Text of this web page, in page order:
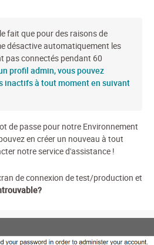
fait que pour des raisons de
désactive automatiquement les
pas connectés pendant 60
profil admin, vous pouvez
inactifs à tout moment en suivant
de passe pour notre Environnement
en créer un nouveau à tout
notre service d'assistance !
de connexion de test/production et